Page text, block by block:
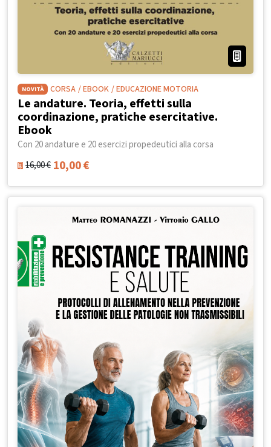
NOVITÀ CORSA / EBOOK / EDUCAZIONE MOTORIA
Le andature. Teoria, effetti sulla
coordinazione, pratiche esercitative.
Ebook
Con 20 andature e 20 esercizi propedeutici alla corsa
16,00€ 10,00€